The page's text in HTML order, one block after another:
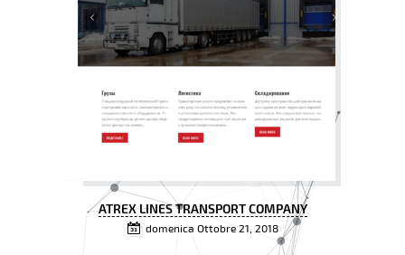
ATREX LINES TRANSPORT COMPANY
domenica Ottobre 21, 2018